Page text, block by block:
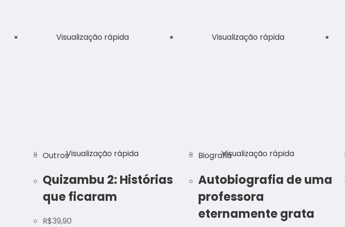
Visualização rápida
Visualização rápida
Outros
Quizambu 2: Histórias
que ficaram
R$39,90
Visualização rápida
Visualização rápida
Biografia
Autobiografia de uma
professora
eternamente grata